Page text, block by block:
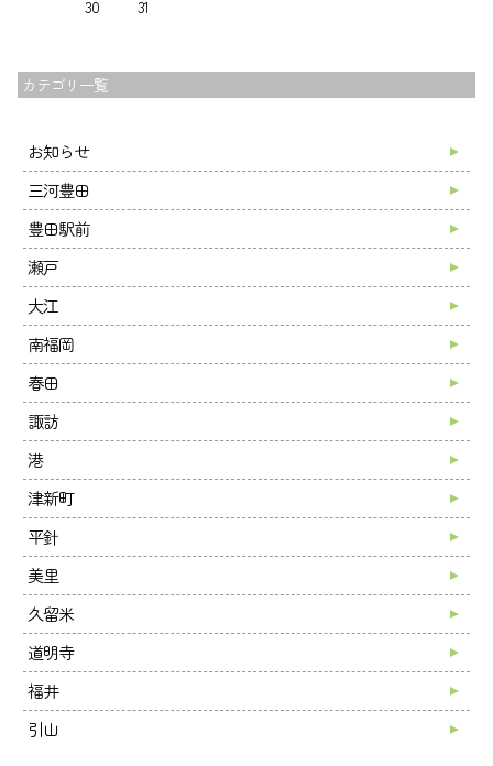
30
31
カテゴリ一覧
お知らせ
三河豊田
豊田駅前
瀬戸
大江
南福岡
春田
諏訪
港
津新町
平針
美里
久留米
道明寺
福井
引山